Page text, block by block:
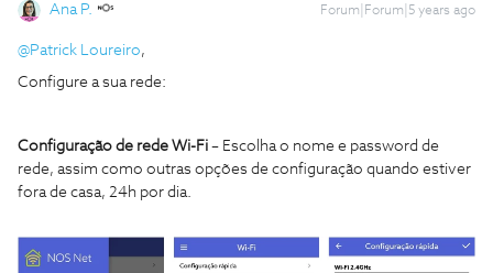
Ana P. Forum|Forum|5 years ago
@Patrick Loureiro,
Configure a sua rede:
Configuração de rede Wi-Fi – Escolha o nome e password de
rede, assim como outras opções de configuração quando estiver
fora de casa, 24h por dia.